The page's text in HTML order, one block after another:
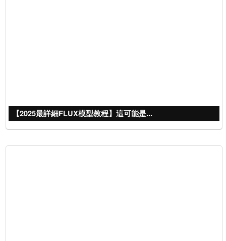
【2025最詳細FLUX模型教程】這可能是...